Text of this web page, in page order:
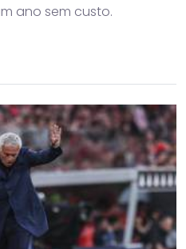
ano sem custo.